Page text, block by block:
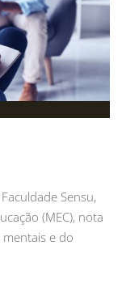
Sensu,
(MEC), nota
e do